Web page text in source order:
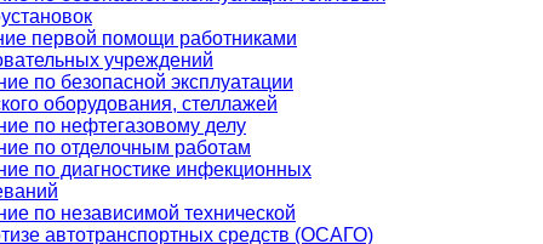
первой помощи работниками
учреждений
по безопасной эксплуатации
оборудования, стеллажей
по нефтегазовому делу
по отделочным работам
по диагностике инфекционных
по независимой технической
автотранспортных средств (ОСАГО)